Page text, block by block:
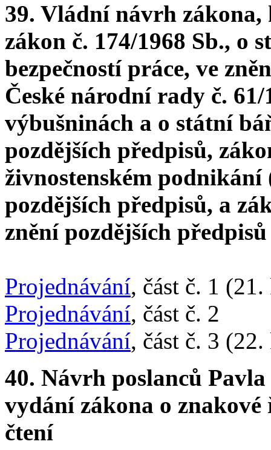
39. Vládní návrh
zákon č. 174/1968 Sb., o
bezpečností práce, ve
České národní rady č.
výbušninách a o státní
pozdějších předpisů,
živnostenském podnikání
pozdějších předpisů, a
znění pozdějších
Projednávání, část č. 1
Projednávání, část č. 2
Projednávání, část č. 3
40. Návrh poslanců
vydání zákona o
čtení